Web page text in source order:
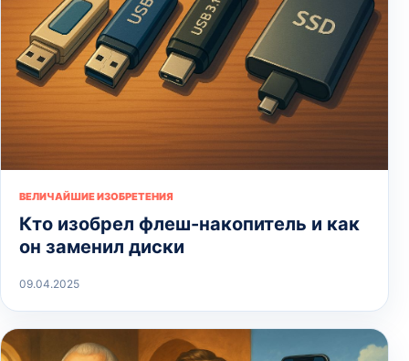
ВЕЛИЧАЙШИЕ ИЗОБРЕТЕНИЯ
Кто изобрел флеш-накопитель и как
он заменил диски
09.04.2025